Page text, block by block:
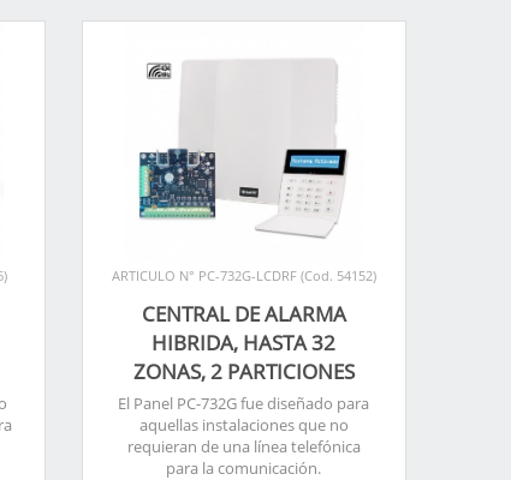
ARTICULO N° PC-732G-LCDRF (Cod. 54152)
CENTRAL DE ALARMA
HIBRIDA, HASTA 32
ZONAS, 2 PARTICIONES
El Panel PC-732G fue diseñado para
aquellas instalaciones que no
requieran de una línea telefónica
para la comunicación.